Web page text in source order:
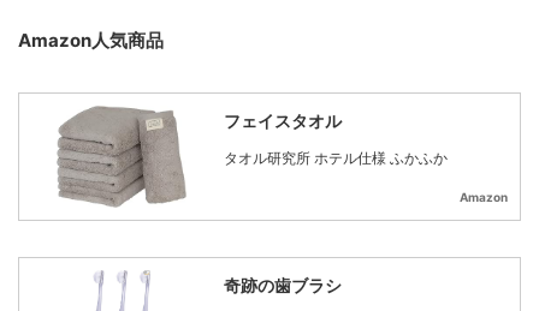
Amazon人気商品
フェイスタオル
タオル研究所 ホテル仕様 ふかふか
Amazon
奇跡の歯ブラシ